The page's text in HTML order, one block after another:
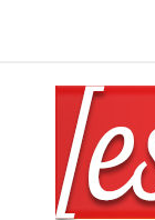
content